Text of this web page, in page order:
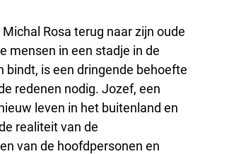
Rosa terug naar zijn oude
mensen in een stadje in de
bindt, is een dringende behoefte
redenen nodig. Jozef, een
leven in het buitenland en
realiteit van de
van de hoofdpersonen en